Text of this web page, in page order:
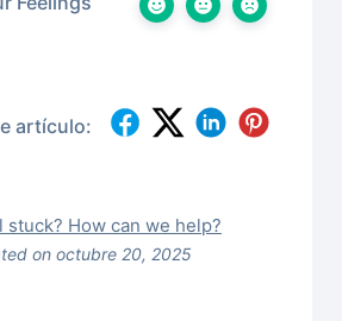
artículo:
stuck? How can we help?
on octubre 20, 2025